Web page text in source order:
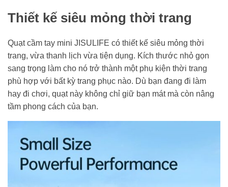
Thiết kế siêu mỏng thời trang
Quạt cầm tay mini JISULIFE có thiết kế siêu mỏng thời
trang, vừa thanh lịch vừa tiện dụng. Kích thước nhỏ gọn
sang trọng làm cho nó trở thành một phụ kiện thời trang
phù hợp với bất kỳ trang phục nào. Dù bạn đang đi làm
hay đi chơi, quạt này không chỉ giữ bạn mát mà còn nâng
tầm phong cách của bạn.